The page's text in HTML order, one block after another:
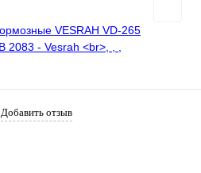
Добавить отзыв